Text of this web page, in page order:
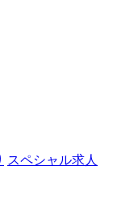
スペシャル求人